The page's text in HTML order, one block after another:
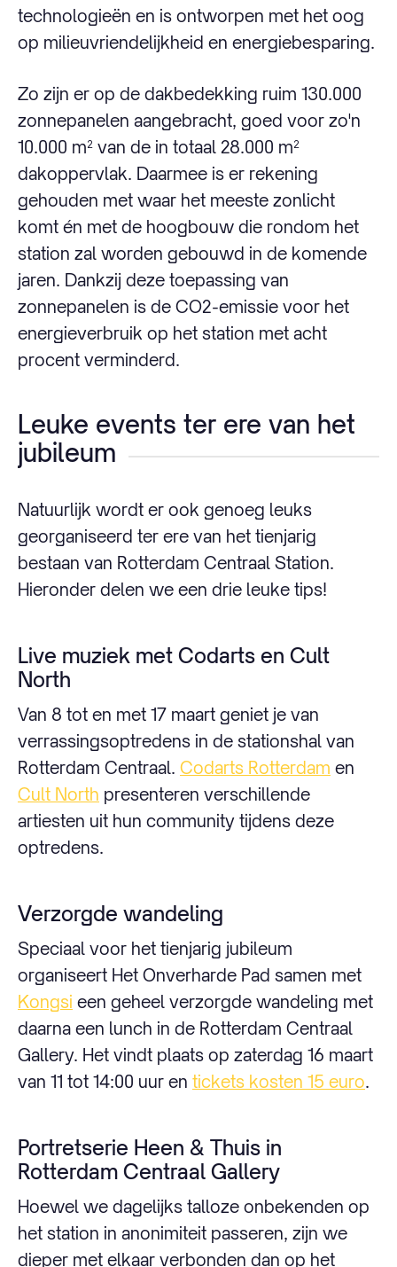
technologieën en is ontworpen met het oog
op milieuvriendelijkheid en energiebesparing.
Zo zijn er op de dakbedekking ruim 130.000
zonnepanelen aangebracht, goed voor zo'n
10.000 m² van de in totaal 28.000 m²
dakoppervlak. Daarmee is er rekening
gehouden met waar het meeste zonlicht
komt én met de hoogbouw die rondom het
station zal worden gebouwd in de komende
jaren. Dankzij deze toepassing van
zonnepanelen is de CO2-emissie voor het
energieverbruik op het station met acht
procent verminderd.
Leuke events ter ere van het
jubileum
Natuurlijk wordt er ook genoeg leuks
georganiseerd ter ere van het tienjarig
bestaan van Rotterdam Centraal Station.
Hieronder delen we een drie leuke tips!
Live muziek met Codarts en Cult
North
Van 8 tot en met 17 maart geniet je van
verrassingsoptredens in de stationshal van
Rotterdam Centraal. Codarts Rotterdam en
Cult North presenteren verschillende
artiesten uit hun community tijdens deze
optredens.
Verzorgde wandeling
Speciaal voor het tienjarig jubileum
organiseert Het Onverharde Pad samen met
Kongsi een geheel verzorgde wandeling met
daarna een lunch in de Rotterdam Centraal
Gallery. Het vindt plaats op zaterdag 16 maart
van 11 tot 14:00 uur en tickets kosten 15 euro.
Portretserie Heen & Thuis in
Rotterdam Centraal Gallery
Hoewel we dagelijks talloze onbekenden op
het station in anonimiteit passeren, zijn we
dieper met elkaar verbonden dan op het